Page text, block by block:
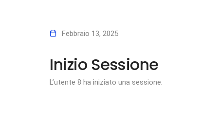
Febbraio 13, 2025
Inizio Sessione
L’utente 8 ha iniziato una sessione.